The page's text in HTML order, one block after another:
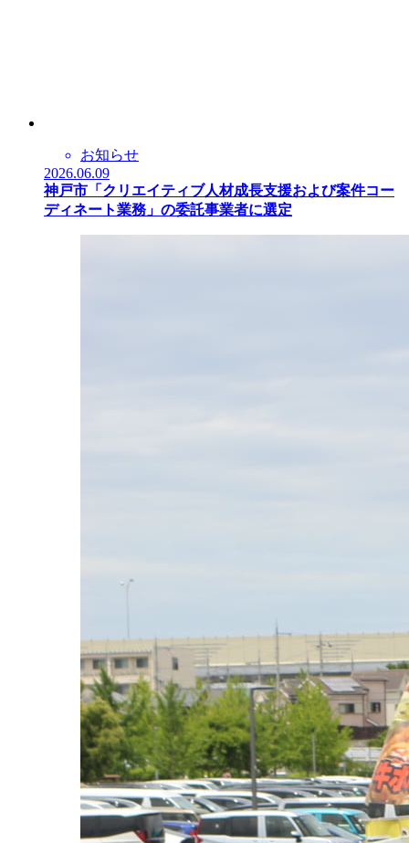
お知らせ
2026.06.09
神戸市「クリエイティブ人材成長支援および案件コー
ディネート業務」の委託事業者に選定